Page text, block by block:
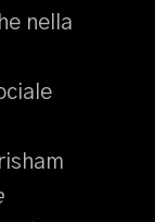
nella